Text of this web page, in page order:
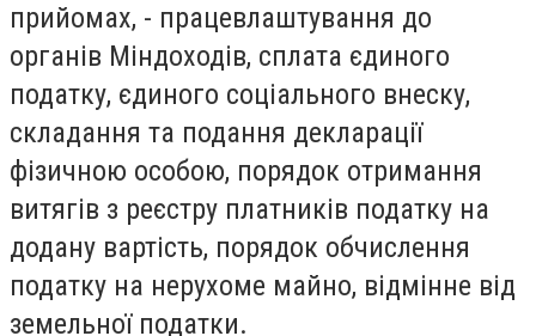
прийомах, - працевлаштування до
органів Міндоходів, сплата єдиного
податку, єдиного соціального внеску,
складання та подання декларації
фізичною особою, порядок отримання
витягів з реєстру платників податку на
додану вартість, порядок обчислення
податку на нерухоме майно, відмінне від
земельної податки.